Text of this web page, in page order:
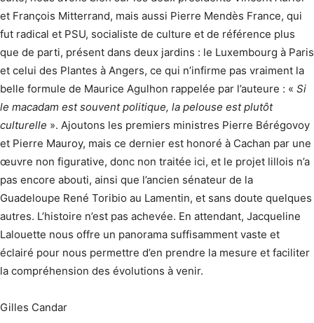
et François Mitterrand, mais aussi Pierre Mendès France, qui
fut radical et PSU, socialiste de culture et de référence plus
que de parti, présent dans deux jardins : le Luxembourg à Paris
et celui des Plantes à Angers, ce qui n’infirme pas vraiment la
belle formule de Maurice Agulhon rappelée par l’auteure : « Si
le macadam est souvent politique, la pelouse est plutôt
culturelle ». Ajoutons les premiers ministres Pierre Bérégovoy
et Pierre Mauroy, mais ce dernier est honoré à Cachan par une
œuvre non figurative, donc non traitée ici, et le projet lillois n’a
pas encore abouti, ainsi que l’ancien sénateur de la
Guadeloupe René Toribio au Lamentin, et sans doute quelques
autres. L’histoire n’est pas achevée. En attendant, Jacqueline
Lalouette nous offre un panorama suffisamment vaste et
éclairé pour nous permettre d’en prendre la mesure et faciliter
la compréhension des évolutions à venir.
Gilles Candar